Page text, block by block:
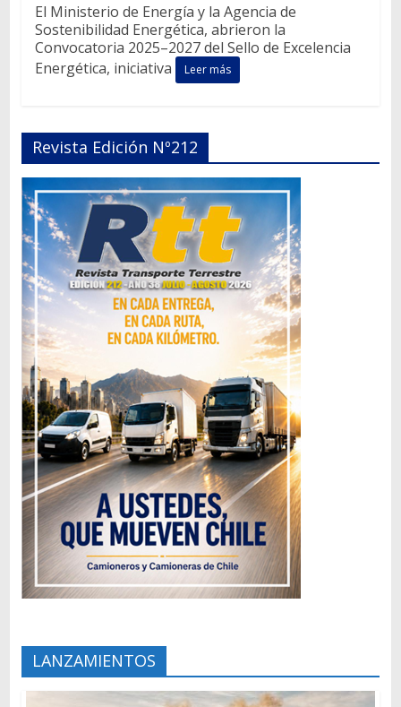
El Ministerio de Energía y la Agencia de
Sostenibilidad Energética, abrieron la
Convocatoria 2025–2027 del Sello de Excelencia
Energética, iniciativa
Leer más
Revista Edición Nº212
LANZAMIENTOS